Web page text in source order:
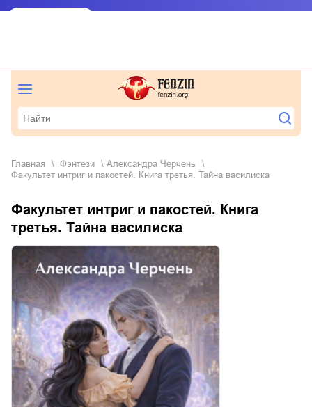
Главная фэнтези
Александра Черчень
Факультет интриг и пакостей. Книга третья. Тайна василиска
Факультет интриг и пакостей. Книга
третья. Тайна василиска